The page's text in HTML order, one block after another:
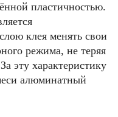
пластичностью.
клея менять свои
режима, не теряя
эту характеристику
алюминатный